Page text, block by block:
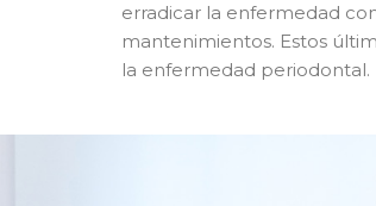
erradicar la enfermedad
mantenimientos. Estos
la enfermedad periodontal.